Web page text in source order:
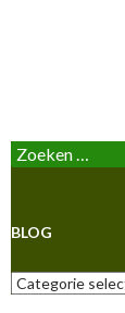
Zoeken
naar:
BLOG
Blog